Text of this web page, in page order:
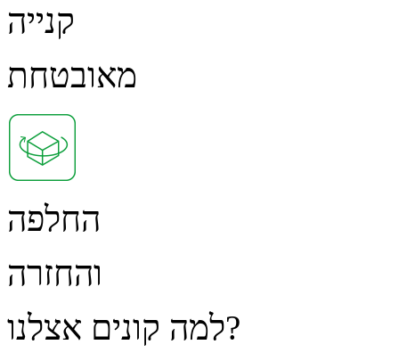
קנייה
מאובטחת
החלפה
והחזרה
למה קונים אצלנו?